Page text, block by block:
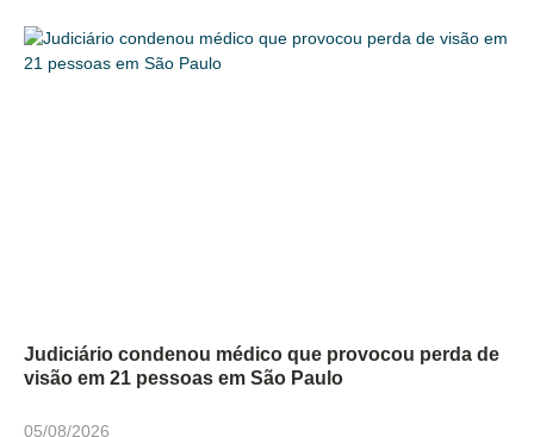
Judiciário condenou médico que provocou perda de
visão em 21 pessoas em São Paulo
05/08/2026